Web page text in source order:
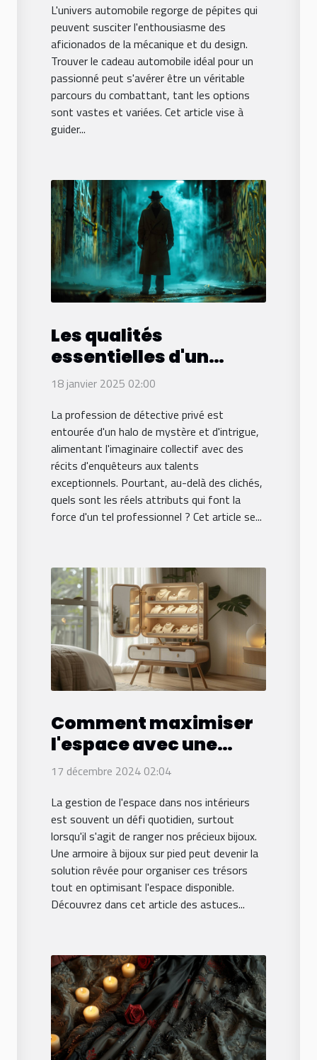
voitures
L'univers automobile regorge de pépites qui
peuvent susciter l'enthousiasme des
aficionados de la mécanique et du design.
Trouver le cadeau automobile idéal pour un
passionné peut s'avérer être un véritable
parcours du combattant, tant les options
sont vastes et variées. Cet article vise à
guider...
Les qualités
essentielles d'un
détective privé pour
efficacité
18 janvier 2025 02:00
La profession de détective privé est
entourée d'un halo de mystère et d'intrigue,
alimentant l'imaginaire collectif avec des
récits d'enquêteurs aux talents
exceptionnels. Pourtant, au-delà des clichés,
quels sont les réels attributs qui font la
force d'un tel professionnel ? Cet article se...
Comment maximiser
l'espace avec une
armoire à bijoux sur
17 décembre 2024 02:04
La gestion de l'espace dans nos intérieurs
est souvent un défi quotidien, surtout
lorsqu'il s'agit de ranger nos précieux bijoux.
Une armoire à bijoux sur pied peut devenir la
solution rêvée pour organiser ces trésors
tout en optimisant l'espace disponible.
Découvrez dans cet article des astuces...